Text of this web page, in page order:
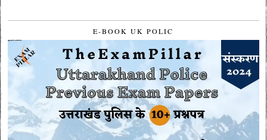
E-BOOK UK POLIC